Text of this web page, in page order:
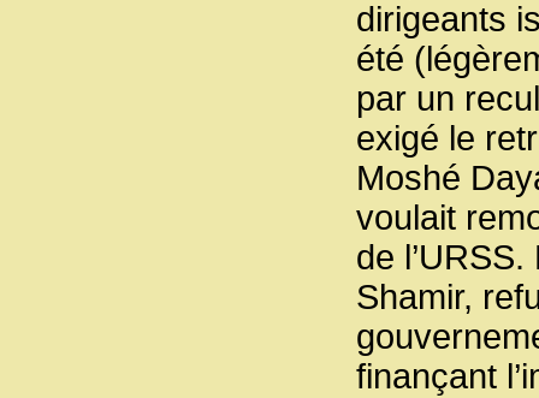
dirigeants
été
par un
exigé le
Moshé
voulait
de
Shamir,
finançant